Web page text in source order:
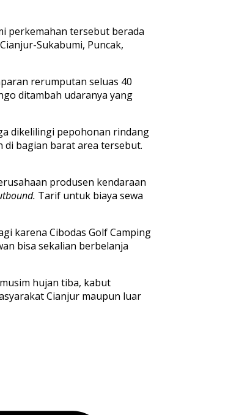
perkemahan tersebut berada
Sukabumi, Puncak,
rerumputan seluas 40
ditambah udaranya yang
dikelilingi pepohonan rindang
bagian barat area tersebut.
produsen kendaraan
Tarif untuk biaya sewa
karena Cibodas Golf Camping
bisa sekalian berbelanja
hujan tiba, kabut
Cianjur maupun luar